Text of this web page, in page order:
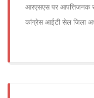
आरएसएस पर आपत्तिजनक
कांग्रेस आईटी सेल जिला